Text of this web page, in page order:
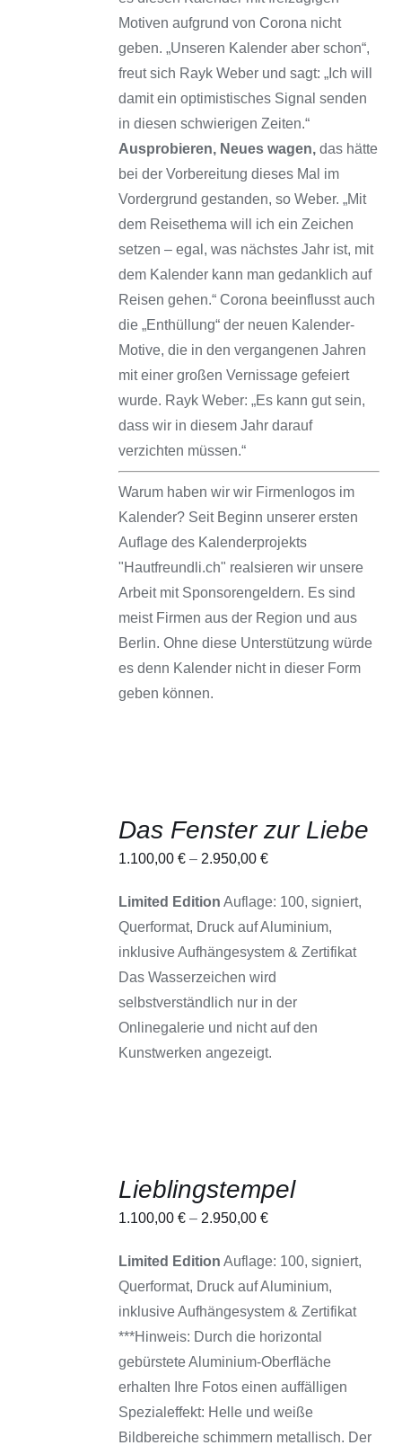
Motiven aufgrund von Corona nicht
geben. „Unseren Kalender aber schon“,
freut sich Rayk Weber und sagt: „Ich will
damit ein optimistisches Signal senden
in diesen schwierigen Zeiten.“
Ausprobieren, Neues wagen,das hätte
bei der Vorbereitung dieses Mal im
Vordergrund gestanden, so Weber. „Mit
dem Reisethema will ich ein Zeichen
setzen – egal, was nächstes Jahr ist, mit
dem Kalender kann man gedanklich auf
Reisen gehen.“ Corona beeinflusst auch
die „Enthüllung“ der neuen Kalender-
Motive, die in den vergangenen Jahren
mit einer großen Vernissage gefeiert
wurde. Rayk Weber: „Es kann gut sein,
dass wir in diesem Jahr darauf
verzichten müssen.“
Warum haben wir wir Firmenlogos im
Kalender? Seit Beginn unserer ersten
Auflage des Kalenderprojekts
"Hautfreundli.ch" realsieren wir unsere
Arbeit mit Sponsorengeldern. Es sind
meist Firmen aus der Region und aus
Berlin. Ohne diese Unterstützung würde
es denn Kalender nicht in dieser Form
geben können.
AUSFÜHRUNG
PRODUKT
MEHRERE
PRODUKTSEITE
GEWÄHLT
Das Fenster zur Liebe
1.100,00€ – 2.950,00€
Limited Edition Auflage: 100, signiert,
Querformat, Druck auf Aluminium,
inklusive Aufhängesystem & Zertifikat
Das Wasserzeichen wird
selbstverständlich nur in der
Onlinegalerie und nicht auf den
Kunstwerken angezeigt.
AUSFÜHRUNG
PRODUKT
MEHRERE
PRODUKTSEITE
GEWÄHLT
Lieblingstempel
1.100,00€ – 2.950,00€
Limited Edition Auflage: 100, signiert,
Querformat, Druck auf Aluminium,
inklusive Aufhängesystem & Zertifikat
***Hinweis: Durch die horizontal
gebürstete Aluminium-Oberfläche
erhalten Ihre Fotos einen auffälligen
Spezialeffekt: Helle und weiße
Bildbereiche schimmern metallisch. Der